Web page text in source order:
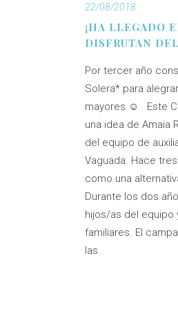
22/08/2018
¡HA LLEGADO
DISFRUTAN
Por tercer año
Solera* para
mayores ☺ Este
una idea de Amaia
del equipo de
Vaguada. Hace
como una
Durante los dos
hijos/as del equipo
familiares. El
las